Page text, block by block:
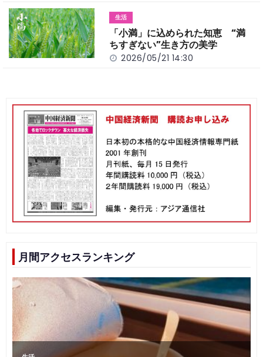
生活
「小満」に込められた知恵 “満
ちすぎない”生き方の美学
2026/05/21 14:30
月間アクセスランキング